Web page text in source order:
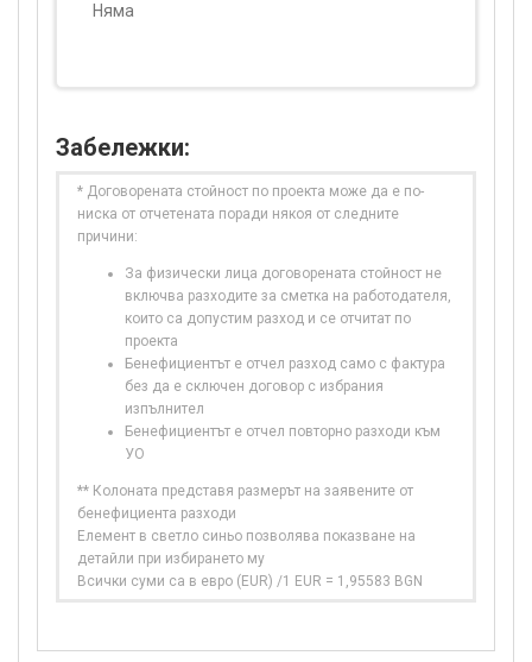
Няма
Забележки:
* Договорената стойност по проекта може да е по-
ниска от отчетената поради някоя от следните
причини:
За физически лица договорената стойност не
включва разходите за сметка на работодателя,
които са допустим разход и се отчитат по
проекта
Бенефициентът е отчел разход само с фактура
без да е сключен договор с избрания
изпълнител
Бенефициентът е отчел повторно разходи към
УО
** Колоната представя размерът на заявените от
бенефициента разходи
Елемент в светло синьо позволява показване на
детайли при избирането му
Всички суми са в евро (EUR) /1 EUR = 1,95583 BGN